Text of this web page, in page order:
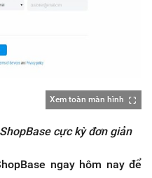
Xem toàn màn hình
cực kỳ đơn giản
ngay hôm nay để